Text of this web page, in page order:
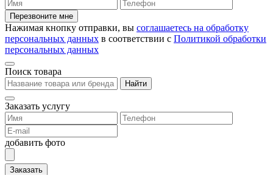
Перезвоните мне
Нажимая кнопку отправки, вы соглашаетесь на обработку
персональных данных в соответствии с Политикой обработки
персональных данных
Поиск товара
Найти
Заказать услугу
добавить фото
Заказать